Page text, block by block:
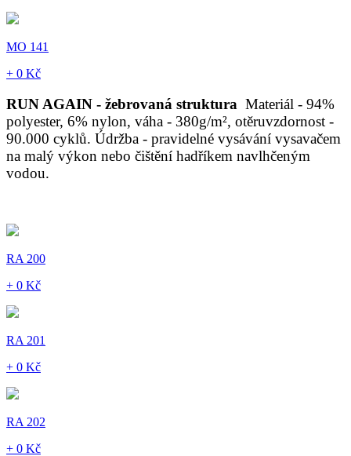
MO 141
+ 0 Kč
RUN AGAIN - žebrovaná struktura Materiál - 94%
polyester, 6% nylon, váha - 380g/m², otěruvzdornost -
90.000 cyklů. Údržba - pravidelné vysávání vysavačem
na malý výkon nebo čištění hadříkem navlhčeným
vodou.
RA 200
+ 0 Kč
RA 201
+ 0 Kč
RA 202
+ 0 Kč